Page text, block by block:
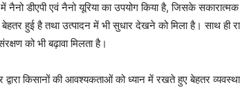
नैनो डीएपी एवं नैनो यूरिया का उपयोग किया है, जिसके
हुई है तथा उत्पादन में भी सुधार देखने को मिला है। साथ ही
को भी बढ़ावा मिलता है।
द्वारा किसानों की आवश्यकताओं को ध्यान में रखते हुए बेहतर